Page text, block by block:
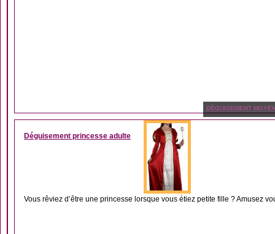
DÉGUISEMENT
Déguisement princesse adulte
Vous rêviez d’être une princesse lorsque vous étiez petite fille ? Amusez